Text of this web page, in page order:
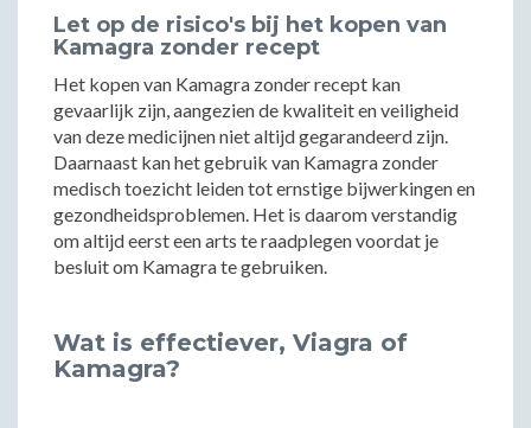
Let op de risico's bij het kopen van
Kamagra zonder recept
Het kopen van Kamagra zonder recept kan
gevaarlijk zijn, aangezien de kwaliteit en veiligheid
van deze medicijnen niet altijd gegarandeerd zijn.
Daarnaast kan het gebruik van Kamagra zonder
medisch toezicht leiden tot ernstige bijwerkingen en
gezondheidsproblemen. Het is daarom verstandig
om altijd eerst een arts te raadplegen voordat je
besluit om Kamagra te gebruiken.
Wat is effectiever, Viagra of
Kamagra?